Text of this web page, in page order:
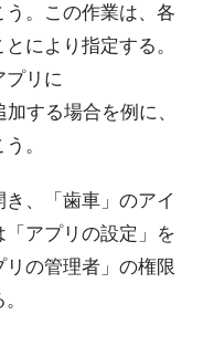
。この作業は、各
により指定する。
プリに
する場合を例に、
。
、「歯車」のアイ
アプリの設定」を
の管理者」の権限